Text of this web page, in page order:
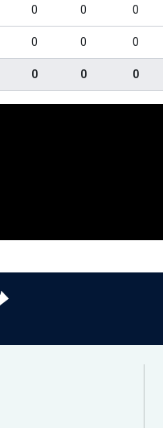
0 0 0
0 0 0
0 0 0